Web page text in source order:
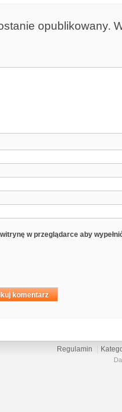
opublikowany.
w przeglądarce aby
Regulamin